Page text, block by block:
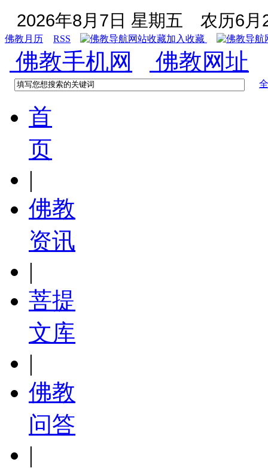
2026年8月7日 星期五 农历6月
佛教月历 RSS 加入收藏
佛教手机网 佛教网址
首
页
|
佛教
资讯
|
菩提
文库
|
佛教
问答
|